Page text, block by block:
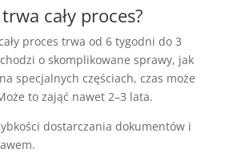
trwa cały proces?
proces trwa od 6 tygodni do 3
o skomplikowane sprawy, jak
specjalnych częściach, czas może
to zająć nawet 2–3 lata.
dostarczania dokumentów i